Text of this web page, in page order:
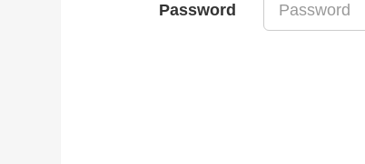
Password